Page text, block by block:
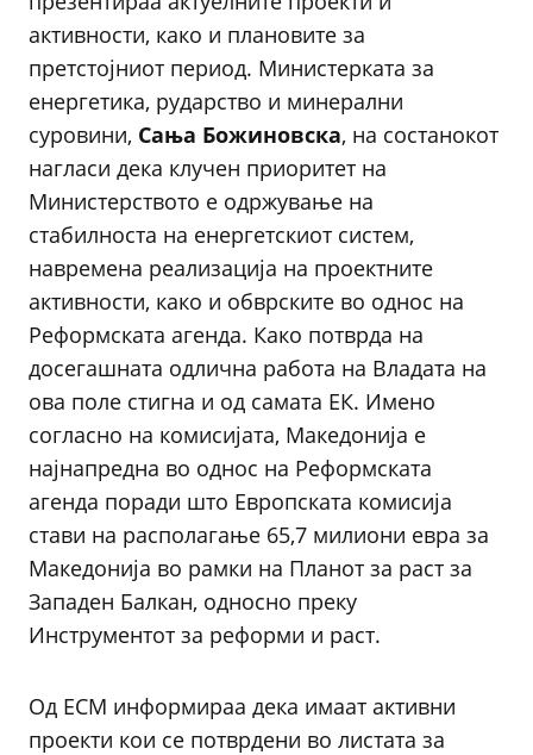
активности, како и плановите за
претстојниот период. Министерката за
енергетика, рударство и минерални
суровини, Сања Божиновска, на состанокот
нагласи дека клучен приоритет на
Министерството е одржување на
стабилноста на енергетскиот систем,
навремена реализација на проектните
активности, како и обврските во однос на
Реформската агенда. Како потврда на
досегашната одлична работа на Владата на
ова поле стигна и од самата ЕК. Имено
согласно на комисијата, Македонија е
најнапредна во однос на Реформската
агенда поради што Европската комисија
стави на располагање 65,7 милиони евра за
Македонија во рамки на Планот за раст за
Западен Балкан, односно преку
Инструментот за реформи и раст.
Од ЕСМ информираа дека имаат активни
проекти кои се потврдени во листата за